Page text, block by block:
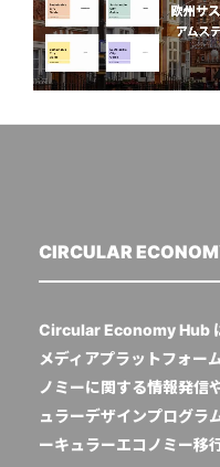
CIRCULAR
Circular Economy Hub
メディアプラットフォー
ノミーに関する情報発信
ュラーデザインプログラ
ーキュラーエコノミー移